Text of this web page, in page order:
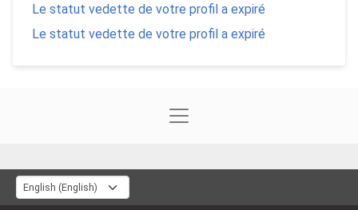
Le statut vedette de votre profil a expiré
Le statut vedette de votre profil a expiré